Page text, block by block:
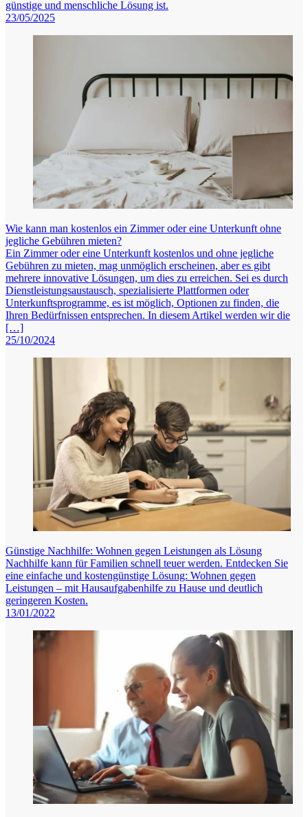
günstige und menschliche Lösung ist.
23/05/2025
Wie kann man kostenlos ein Zimmer oder eine Unterkunft ohne
jegliche Gebühren mieten?
Ein Zimmer oder eine Unterkunft kostenlos und ohne jegliche
Gebühren zu mieten, mag unmöglich erscheinen, aber es gibt
mehrere innovative Lösungen, um dies zu erreichen. Sei es durch
Dienstleistungsaustausch, spezialisierte Plattformen oder
Unterkunftsprogramme, es ist möglich, Optionen zu finden, die
Ihren Bedürfnissen entsprechen. In diesem Artikel werden wir die
[…]
25/10/2024
Günstige Nachhilfe: Wohnen gegen Leistungen als Lösung
Nachhilfe kann für Familien schnell teuer werden. Entdecken Sie
eine einfache und kostengünstige Lösung: Wohnen gegen
Leistungen – mit Hausaufgabenhilfe zu Hause und deutlich
geringeren Kosten.
13/01/2022